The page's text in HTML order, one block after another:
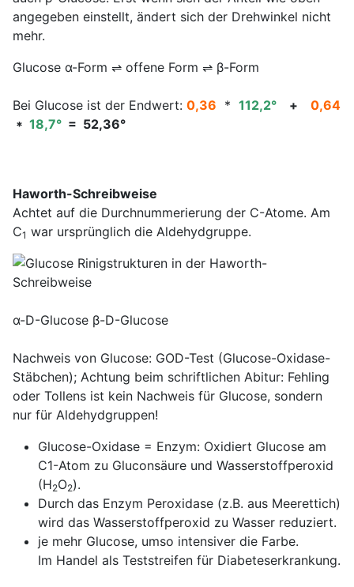
angegeben einstellt, ändert sich der Drehwinkel nicht
mehr.
Glucose α-Form ⇌ offene Form ⇌ β-Form
Bei Glucose ist der Endwert: 0,36 * 112,2° +
0,64
* 18,7° = 52,36°
Haworth-Schreibweise
Achtet auf die Durchnummerierung der C-Atome. Am
C1 war ursprünglich die Aldehydgruppe.
α-D-Glucose β-D-Glucose
Nachweis von Glucose: GOD-Test (Glucose-Oxidase-
Stäbchen); Achtung beim schriftlichen Abitur: Fehling
oder Tollens ist kein Nachweis für Glucose, sondern
nur für Aldehydgruppen!
Glucose-Oxidase = Enzym: Oxidiert Glucose am
C1-Atom zu Gluconsäure und Wasserstoffperoxid
(H2O2).
Durch das Enzym Peroxidase (z.B. aus Meerettich)
wird das Wasserstoffperoxid zu Wasser reduziert.
je mehr Glucose, umso intensiver die Farbe.
Im Handel als Teststreifen für Diabeteserkrankung.